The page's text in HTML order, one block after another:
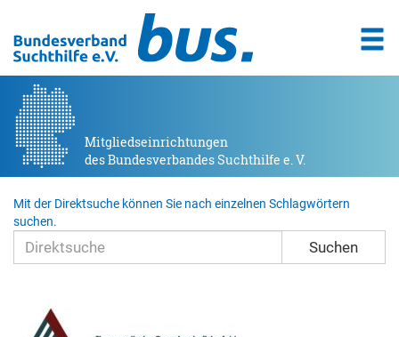
Mitgliedseinrichtungen
des Bundesverbandes Suchthilfe e. V.
Mit der Direktsuche können Sie nach einzelnen Schlagwörtern
suchen.
Suchen